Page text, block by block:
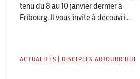
tenu du 8 au 10 janvier dernier à
Fribourg. Il vous invite à découvri...
ACTUALITÉS | DISCIPLES AUJOURD'HUI